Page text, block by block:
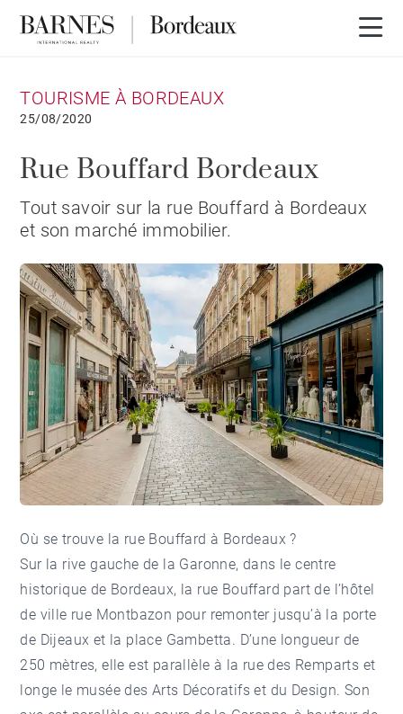
TOURISME À BORDEAUX
25/08/2020
Rue Bouffard Bordeaux
Tout savoir sur la rue Bouffard à Bordeaux
et son marché immobilier.
Où se trouve la rue Bouffard à Bordeaux ?
Sur la rive gauche de la Garonne, dans lecentre
historique de Bordeaux, la rue Bouffard part de l’hôtel
de ville rue Montbazon pour remonter jusqu’à la porte
de Dijeaux et la place Gambetta. D’une longueur de
250 mètres, elle est parallèle à la rue des Remparts et
longe le musée des Arts Décoratifs et du Design. Son